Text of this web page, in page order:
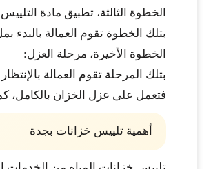
الخطوة الثالثة، تطبيق مادة
بتلك الخطوة تقوم العمالة
الخطوة الأخيرة، مرحلة العزل:
بتلك المرحلة تقوم العمالة
فتعمل على عزل الخزان بالكامل،
أهمية تلييس خزانات بجدة